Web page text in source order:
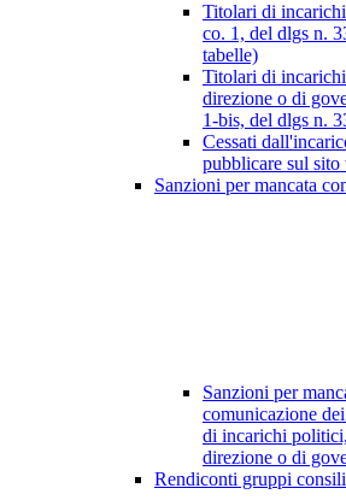
Titolari di
co. 1, del dlgs n.
tabelle)
Titolari di
direzione o di
1-bis, del dlgs n.
Cessati
pubblicare sul sito
Sanzioni per mancata
Sanzioni per
comunicazione
di incarichi
direzione o di
Rendiconti gruppi